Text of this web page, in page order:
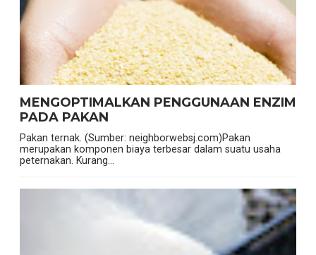
MENGOPTIMALKAN PENGGUNAAN ENZIM
PADA PAKAN
Pakan ternak. (Sumber: neighborwebsj.com)Pakan
merupakan komponen biaya terbesar dalam suatu usaha
peternakan. Kurang...